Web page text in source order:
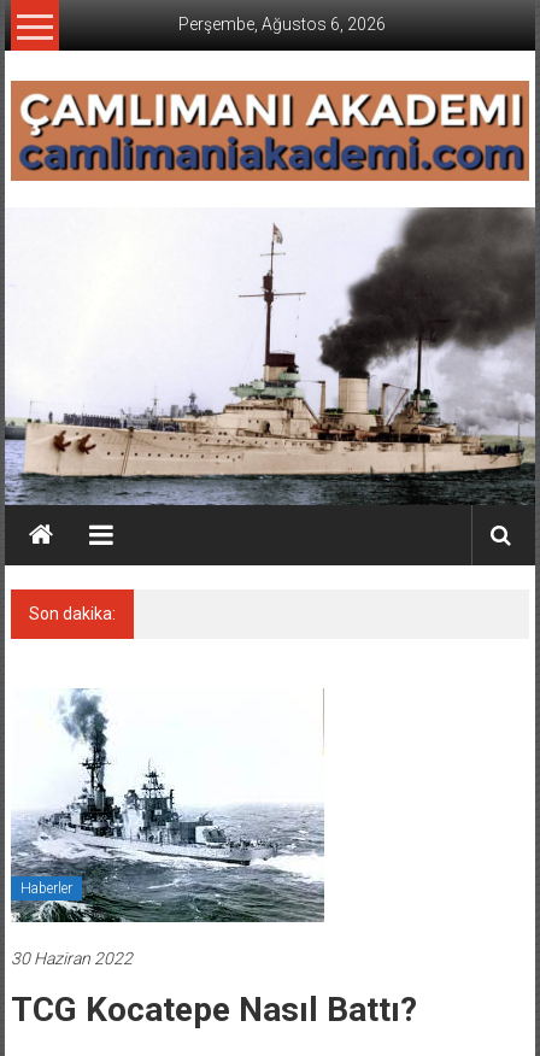
İçeriğe
geç
Perşembe, Ağustos 6, 2026
Son dakika:
Haberler
30 Haziran 2022
TCG Kocatepe Nasıl Battı?